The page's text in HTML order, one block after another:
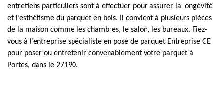
entretiens particuliers sont à effectuer pour assurer la longévité
et l’esthétisme du parquet en bois. Il convient à plusieurs pièces
de la maison comme les chambres, le salon, les bureaux. Fiez-
vous à l’entreprise spécialiste en pose de parquet Entreprise CE
pour poser ou entretenir convenablement votre parquet à
Portes, dans le 27190.